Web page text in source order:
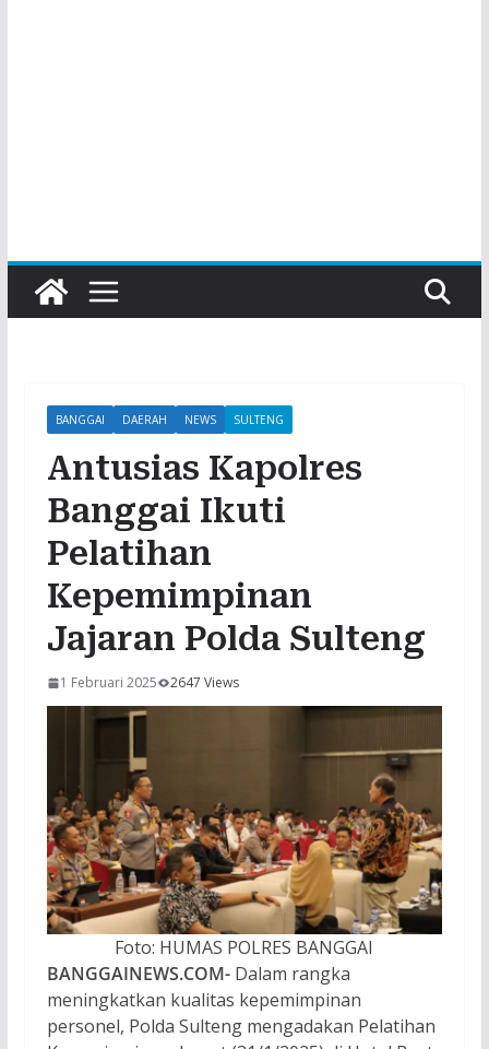
BANGGAI DAERAH NEWS SULTENG
Antusias Kapolres
Banggai Ikuti
Pelatihan
Kepemimpinan
Jajaran Polda Sulteng
1 Februari 2025 2647 Views
Foto: HUMAS POLRES BANGGAI
BANGGAINEWS.COM-Dalam rangka
meningkatkan kualitas kepemimpinan
personel, Polda Sulteng mengadakan Pelatihan